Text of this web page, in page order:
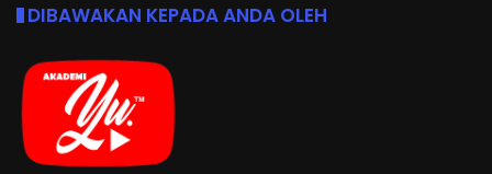
DIBAWAKAN KEPADA ANDA OLEH